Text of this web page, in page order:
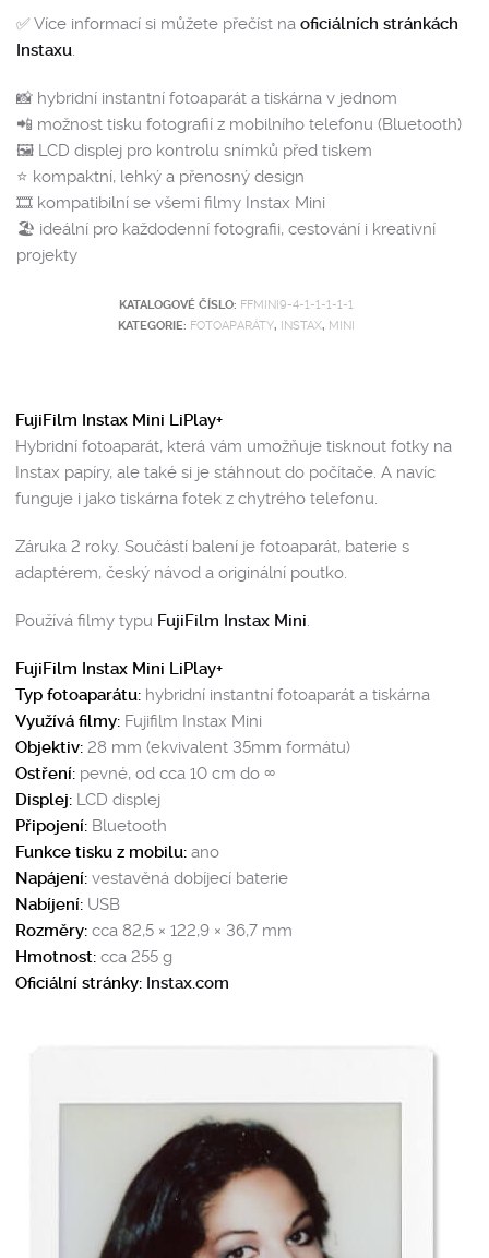
✅ Více informací si můžete přečíst na oficiálních stránkách
Instaxu.
📸 hybridní instantní fotoaparát a tiskárna v jednom
📲 možnost tisku fotografií z mobilního telefonu (Bluetooth)
🖼 LCD displej pro kontrolu snímků před tiskem
⭐️ kompaktní, lehký a přenosný design
🎞️ kompatibilní se všemi filmy Instax Mini
🏖️ ideální pro každodenní fotografii, cestování i kreativní
projekty
KATALOGOVÉ ČÍSLO: FFMINI9-4-1-1-1-1-1
KATEGORIE: FOTOAPARÁTY, INSTAX, MINI
FujiFilm Instax Mini LiPlay+
Hybridní fotoaparát, která vám umožňuje tisknout fotky na
Instax papíry, ale také si je stáhnout do počítače. A navíc
funguje i jako tiskárna fotek z chytrého telefonu.
Záruka 2 roky. Součástí balení je fotoaparát, baterie s
adaptérem, český návod a originální poutko.
Používá filmy typu FujiFilm Instax Mini.
FujiFilm Instax Mini LiPlay+
Typ fotoaparátu: hybridní instantní fotoaparát a tiskárna
Využívá filmy: Fujifilm Instax Mini
Objektiv: 28 mm (ekvivalent 35mm formátu)
Ostření: pevné, od cca 10 cm do ∞
Displej: LCD displej
Připojení: Bluetooth
Funkce tisku z mobilu: ano
Napájení: vestavěná dobíjecí baterie
Nabíjení: USB
Rozměry: cca 82,5 × 122,9 × 36,7 mm
Hmotnost: cca 255 g
Oficiální stránky: Instax.com